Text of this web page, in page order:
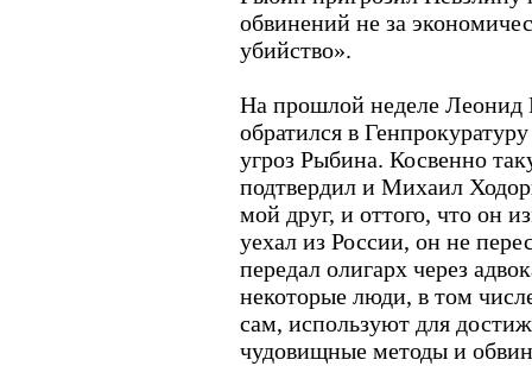
обвинений не за
убийство».
На прошлой неделе Леонид
обратился в
угроз Рыбина. Косвенно
подтвердил и Михаил
мой друг, и оттого, что он
уехал из России, он не
передал олигарх через
некоторые люди, в том
сам, используют для
чудовищные методы и